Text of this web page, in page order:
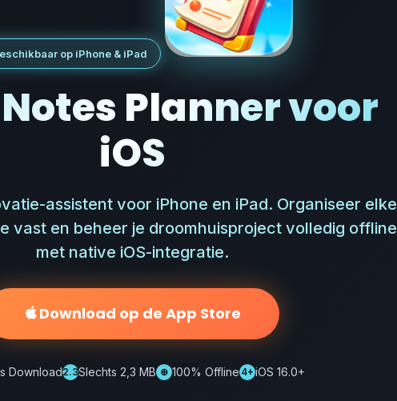
op iPhone & iPad
Planner voor
iOS
assistent voor iPhone en iPad. Organiseer elke
vast en beheer je droomhuisproject volledig offline
met native iOS-integratie.
Download op de App Store
Download2.3Slechts 2,3 MB ⊕ 100% Offline4+iOS 16.0+